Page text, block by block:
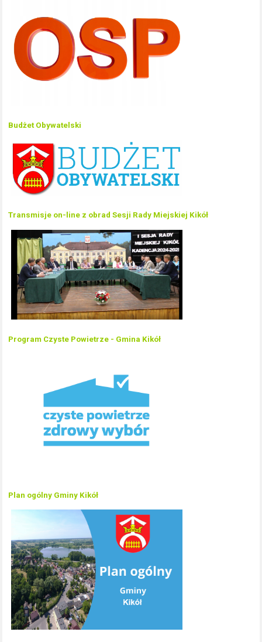
Budżet Obywatelski
Transmisje on-line z obrad Sesji Rady Miejskiej Kikół
Program Czyste Powietrze - Gmina Kikół
Plan ogólny Gminy Kikół